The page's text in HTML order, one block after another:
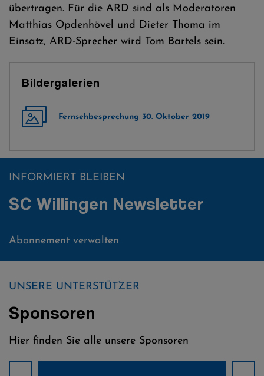
übertragen. Für die ARD sind als Moderatoren
Matthias Opdenhövel und Dieter Thoma im
Einsatz, ARD-Sprecher wird Tom Bartels sein.
Bildergalerien
Fernsehbesprechung 30. Oktober 2019
INFORMIERT BLEIBEN
SC Willingen Newsletter
Abonnement verwalten
UNSERE UNTERSTÜTZER
Sponsoren
Hier finden Sie alle unsere Sponsoren